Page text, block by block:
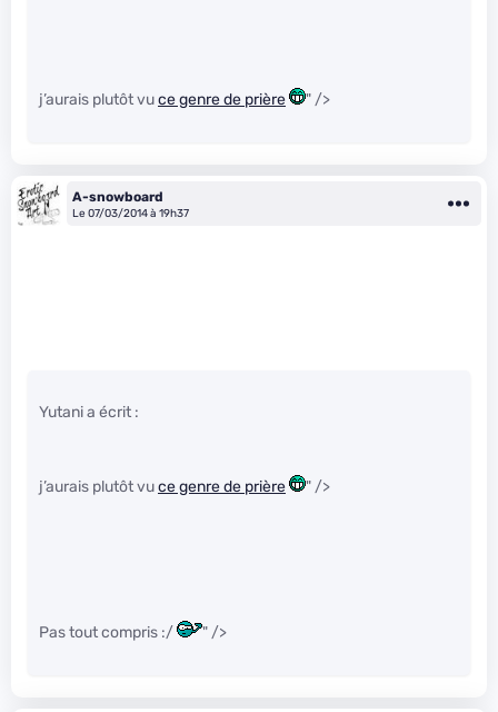
j’aurais plutôt vuce genre de prière " />
A-snowboard
Le 07/03/2014 à 19h37
Yutani a écrit :
j’aurais plutôt vuce genre de prière " />
Pas tout compris :/ " />